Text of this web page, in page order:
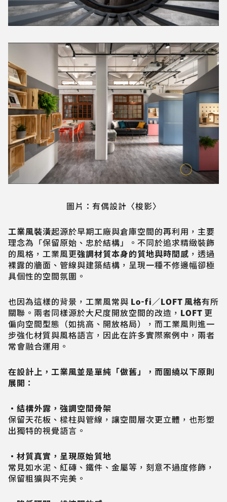
圖片：有偶設計〈梭影〉
工業風裝潢起源於早期工廠與倉庫空間的再利用，主要
理念為「保留原始、忠於結構」。不同於追求精緻裝飾
的風格，工業風更強調材質本身的質地與時間感 ，透過
裸露的牆面、管線與建築結構，呈現一種不修邊幅卻極
具個性的空間氛圍。
也因為這樣的背景，工業風常與 Lo-fi／LOFT 風格有所
關聯。兩者同樣源於大尺度開放空間的改造，LOFT 更
偏向空間型態（如挑高、開放格局），而工業風則進一
步強化材質與風格語言，因此在許多實際案例中，兩者
常會融合運用。
在設計上，工業風並是單純「做舊」，而圍繞以下原則
展開：
・結構外露，強調空間骨架
保留天花板、樑柱與管線，讓空間層次更立體，也形塑
出獨特的視覺語言。
・材質真實，呈現原始質地
常見如水泥、紅磚、鐵件、金屬等，刻意不過度修飾，
保留粗獷與不完美。